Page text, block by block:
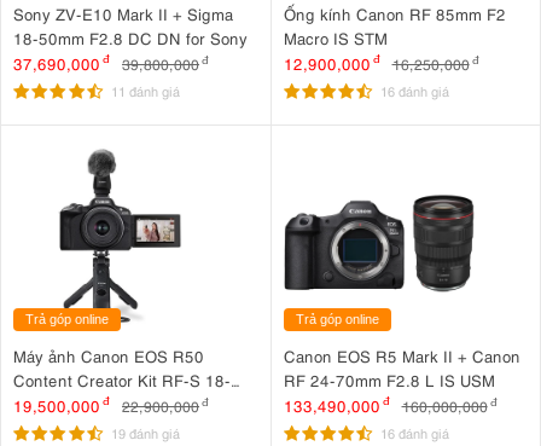
Sony ZV-E10 Mark II + Sigma
18-50mm F2.8 DC DN for Sony
37,690,000 đ 39,800,000đ
11 đánh giá
Ống kính Canon RF 85mm F2
Macro IS STM
12,900,000 đ 16,250,000 đ
16 đánh giá
Trả góp online
Máy ảnh Canon EOS R50
Content Creator Kit RF-S 18-
45mm IS STM
19,500,000 đ 22,900,000đ
19 đánh giá
Trả góp online
Canon EOS R5 Mark II + Canon
RF 24-70mm F2.8 L IS USM
133,490,000 đ 160,000,000 đ
16 đánh giá